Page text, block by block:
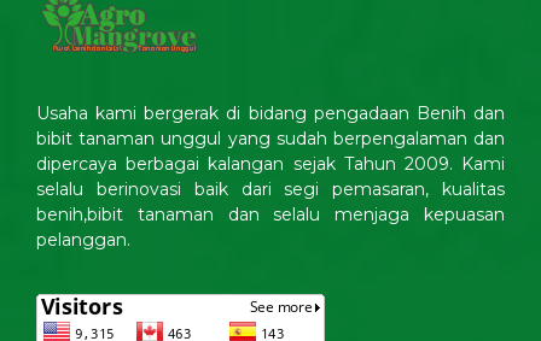
Usaha kami bergerak di bidang pengadaan Benih dan
bibit tanaman unggul yang sudah berpengalaman dan
dipercaya berbagai kalangan sejak Tahun 2009. Kami
selalu berinovasi baik dari segi pemasaran, kualitas
benih,bibit tanaman dan selalu menjaga kepuasan
pelanggan.